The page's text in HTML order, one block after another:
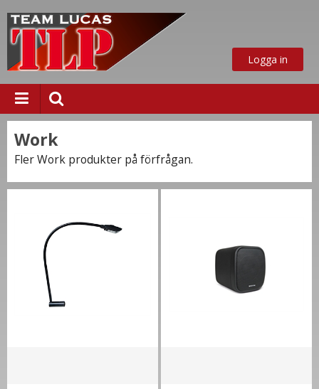
Logga in
Work
Fler Work produkter på förfrågan.